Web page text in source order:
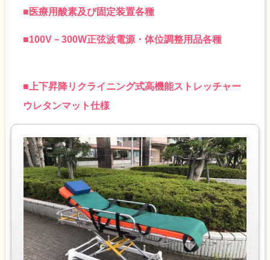
■ 医療用酸素及び固定装置各種
■100V－300W正弦波電源・体位調整用品各種
■ 上下昇降リクライニング式高機能ストレッチャー
ウレタンマット仕様